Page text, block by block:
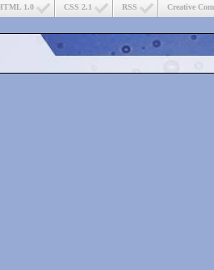
Creative
RSS
CSS 2.1
1.0